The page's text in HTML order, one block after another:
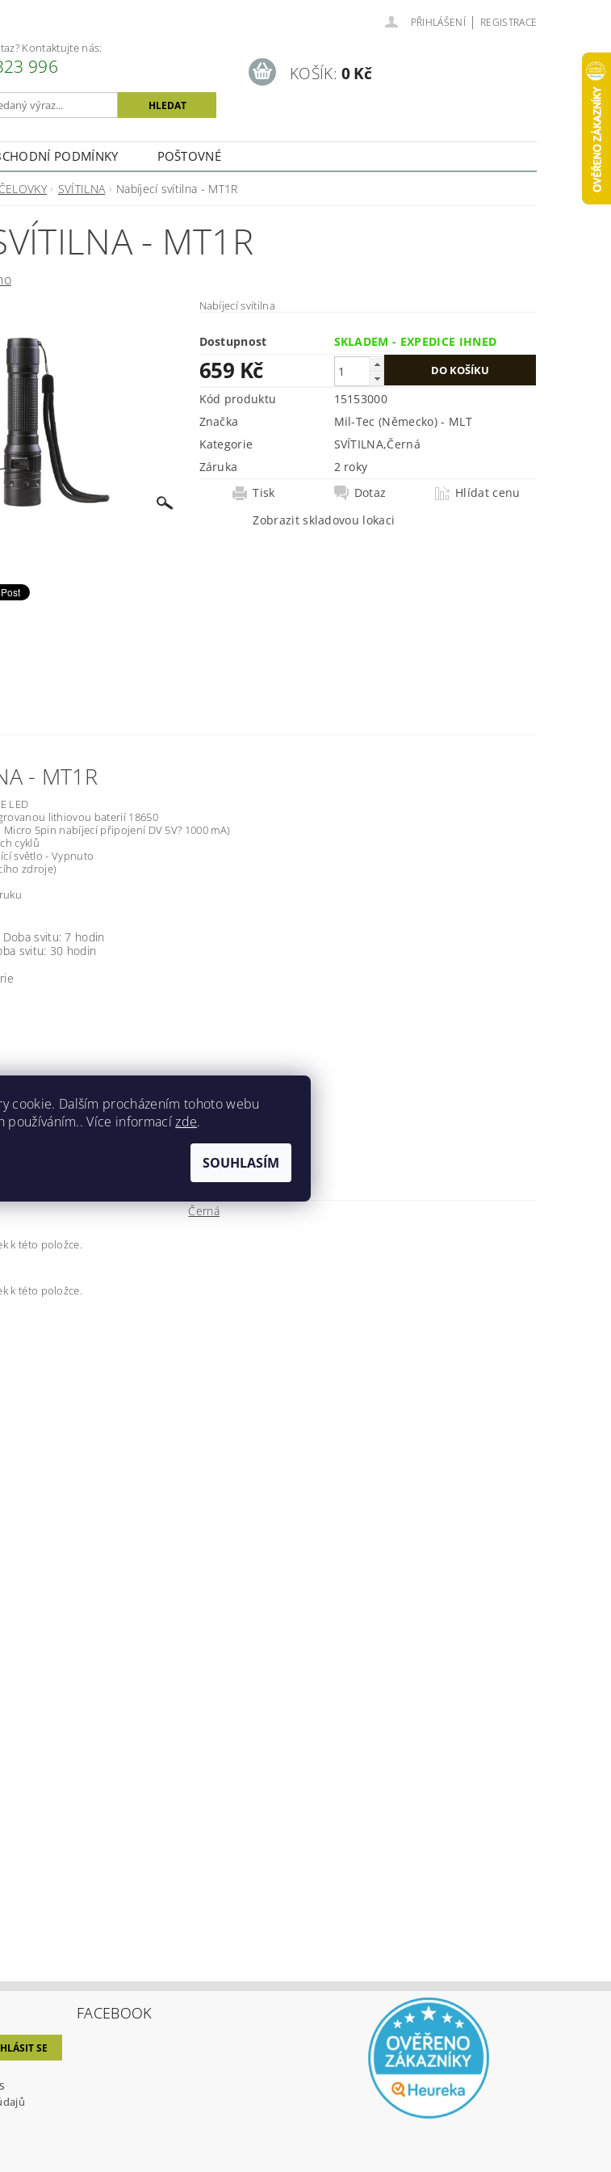
Kontaktujte nás:
996
PŘIHLÁŠENÍ | REGISTRACE
KOŠÍK: 0 Kč
PODMÍNKY POŠTOVNÉ
SVÍTILNA Nabíjecí svítilna - MT1R
- MT1R
Nabíjecí svítilna
Dostupnost SKLADEM - EXPEDICE IHNED
659 Kč
Kód produktu
15153000
Značka
Mil-Tec (Německo) - MLT
Kategorie
SVÍTILNA,Černá
Záruka
2 roky
Tisk
Dotaz
Hlídat cenu
Zobrazit skladovou lokaci
- MT1R
LED
lithiovou baterií 18650
5pin nabíjecí připojení DV 5V? 1000 mA)
cyklů
světlo - Vypnuto
zdroje)
svitu: 7 hodin
svitu: 30 hodin
Černá
k této položce.
k této položce.
FACEBOOK
cookie. Dalším procházením tohoto webu
používáním.. Více informacízde.
SOUHLASÍM